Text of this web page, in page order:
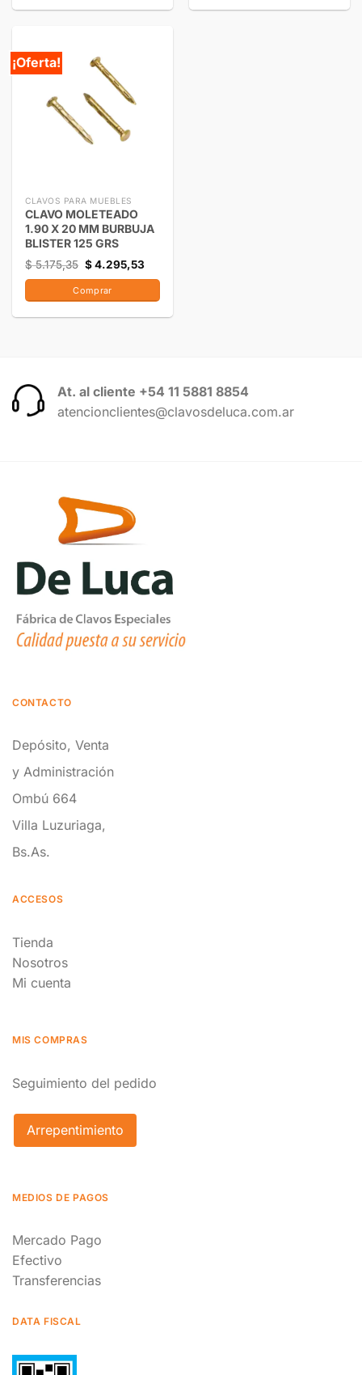
¡Oferta!
CLAVOS PARA MUEBLES
CLAVO MOLETEADO
1.90 X 20 MM BURBUJA
BLISTER 125 GRS
$5.175,35 $4.295,53
Comprar
At. al cliente +54 11 5881 8854
atencionclientes@clavosdeluca.com.ar
CONTACTO
Depósito, Venta
y Administración
Ombú 664
Villa Luzuriaga,
Bs.As.
ACCESOS
Tienda
Nosotros
Mi cuenta
MIS COMPRAS
Seguimiento del pedido
Arrepentimiento
MEDIOS DE PAGOS
Mercado Pago
Efectivo
Transferencias
DATA FISCAL